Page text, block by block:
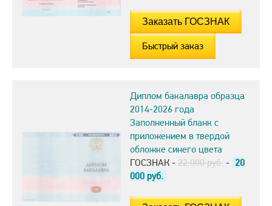
Быстрый заказ
Диплом бакалавра образца
2014-2026 года
Заполненный бланк с
приложением в твердой
обложке синего цвета
ГОСЗНАК - 22.000 руб. - 20
000 руб.